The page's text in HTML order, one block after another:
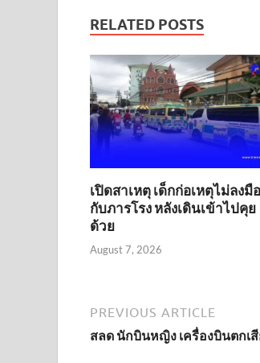
RELATED POSTS
เปิดสาเหตุ เด็กก่อเหตุไม่ลงมือ
กับภารโรง หลังเดินเข้าไปคุย
ด้วย
August 7, 2026
PREVIOUS ARTICLE
สลด นักบินหญิง เครื่องบินตกเ